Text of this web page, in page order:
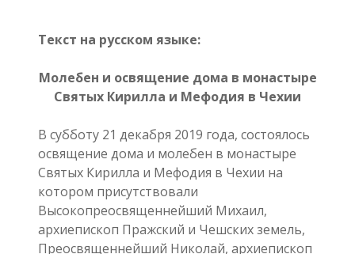
Текст на русском языке:
Молебен и освящение дома в монастыре
Святых Кирилла и Мефодия в Чехии
В субботу 21 декабря 2019 года, состоялось
освящение дома и молебен в монастыре
Святых Кирилла и Мефодия в Чехии на
котором присутствовали
Высокопреосвященнейший Михаил,
архиепископ Пражский и Чешских земель,
Преосвященнейший Николай, архиепископ